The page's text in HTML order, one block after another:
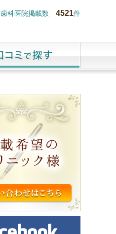
歯科医院掲載数 4521件